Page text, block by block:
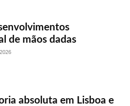
de mãos dadas
absoluta em Lisboa e